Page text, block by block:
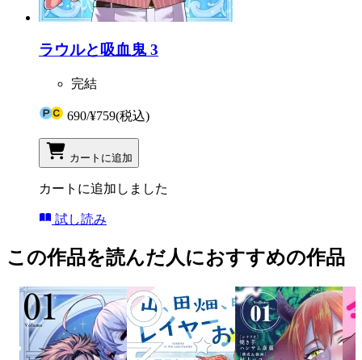
ラウルと吸血鬼 3
完結
690/¥759(税込)
カートに追加
カートに追加しました
試し読み
この作品を読んだ人におすすめの作品